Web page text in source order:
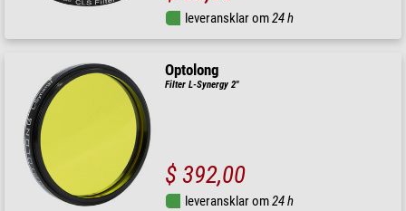
leveransklar om24 h
Optolong
Filter L-Synergy 2"
$ 392,00
leveransklar om24 h